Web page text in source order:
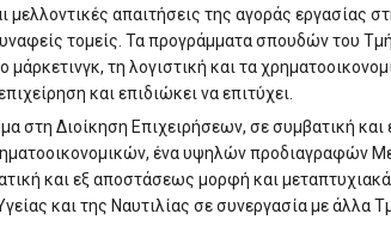
μελλοντικές απαιτήσεις της αγοράς εργασίας
τομείς. Τα προγράμματα σπουδών του
μάρκετινγκ, τη λογιστική και τα
και επιδιώκει να επιτύχει.
στη Διοίκηση Επιχειρήσεων, σε συμβατική
ένα υψηλών προδιαγραφών
και εξ αποστάσεως μορφή και
και της Ναυτιλίας σε συνεργασία με άλλα